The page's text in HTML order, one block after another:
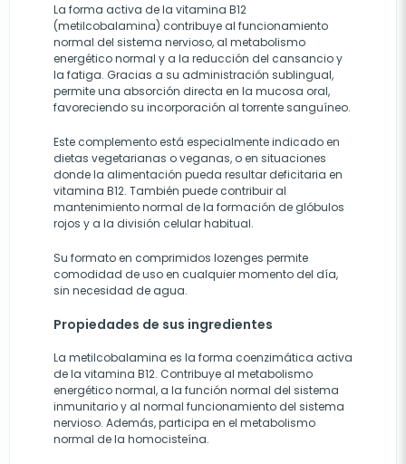
La forma activa de la vitamina B12
(metilcobalamina) contribuye al funcionamiento
normal del sistema nervioso, al metabolismo
energético normal y a la reducción del cansancio y
la fatiga. Gracias a su administración sublingual,
permite una absorción directa en la mucosa oral,
favoreciendo su incorporación al torrente sanguíneo.
Este complemento está especialmente indicado en
dietas vegetarianas o veganas, o en situaciones
donde la alimentación pueda resultar deficitaria en
vitamina B12. También puede contribuir al
mantenimiento normal de la formación de glóbulos
rojos y a la división celular habitual.
Su formato en comprimidos lozenges permite
comodidad de uso en cualquier momento del día,
sin necesidad de agua.
Propiedades de sus ingredientes
La metilcobalamina es la forma coenzimática activa
de la vitamina B12. Contribuye al metabolismo
energético normal, a la función normal del sistema
inmunitario y al normal funcionamiento del sistema
nervioso. Además, participa en el metabolismo
normal de la homocisteína.